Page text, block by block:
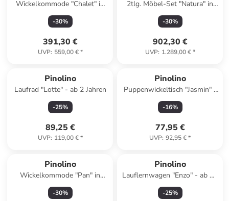
Wickelkommode "Chalet" in
Weiß - (B)103 x (H)103 x
(T)58 cm
-30%
391,30 €
UVP: 559,00 €*
2tlg. Möbel-Set "Natura" in
Hellbraun
-30%
902,30 €
UVP: 1.289,00 €*
Pinolino
Laufrad "Lotte" - ab 2 Jahren
-25%
89,25 €
UVP: 119,00 €*
Pinolino
Puppenwickeltisch "Jasmin" -
ab 2 Jahren
-16%
77,95 €
UVP: 92,95 €*
Pinolino
Wickelkommode "Pan" in
Weiß - (B)140 x (H)101 x
(T)78 cm
-30%
Pinolino
Lauflernwagen "Enzo" - ab 12
Monaten
-25%